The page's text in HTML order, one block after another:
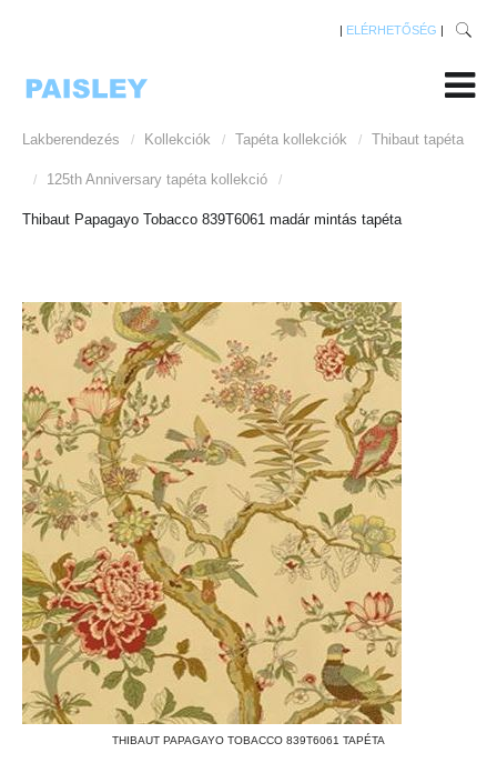
| ELÉRHETŐSÉG |
Lakberendezés / Kollekciók / Tapéta kollekciók / Thibaut tapéta
/ 125th Anniversary tapéta kollekció /
Thibaut Papagayo Tobacco 839T6061 madár mintás tapéta
THIBAUT PAPAGAYO TOBACCO 839T6061 TAPÉTA